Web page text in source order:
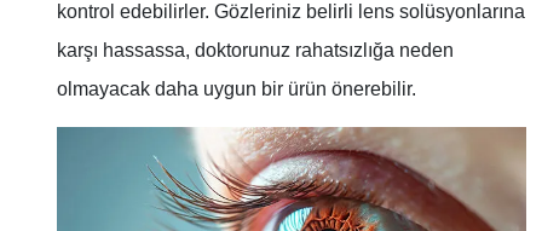
kontrol edebilirler. Gözleriniz belirli lens solüsyonlarına
karşı hassassa, doktorunuz rahatsızlığa neden
olmayacak daha uygun bir ürün önerebilir.